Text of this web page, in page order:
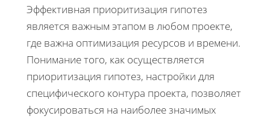
Эффективная приоритизация гипотез
является важным этапом в любом проекте,
где важна оптимизация ресурсов и времени.
Понимание того, как осуществляется
приоритизация гипотез, настройки для
специфического контура проекта, позволяет
фокусироваться на наиболее значимых